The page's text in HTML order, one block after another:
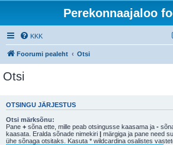
Perekonnaajaloo
KKK
Foorumi pealeht Otsi
Otsi
OTSINGU JÄRJESTUS
Otsi märksõnu:
Pane + sõna ette, mille peab otsingusse kaasama ja -
kaasata. Eralda sõnade nimekiri | märgiga ja pane need
ühe sõnaga otsitaks. Kasuta * wildcardina osalistes